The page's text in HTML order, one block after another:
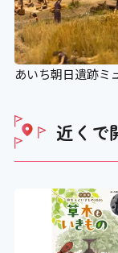
あいち朝日遺跡ミ
近くで